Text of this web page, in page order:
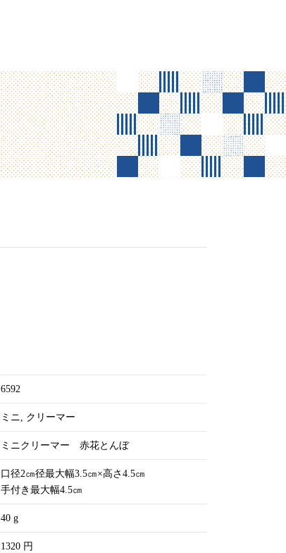
6592
ミニ クリーマー
ミニクリーマー 赤花とんぼ
口径2㎝径最大幅3.5㎝×高さ4.5㎝
手付き最大幅4.5㎝
40 g
1320 円